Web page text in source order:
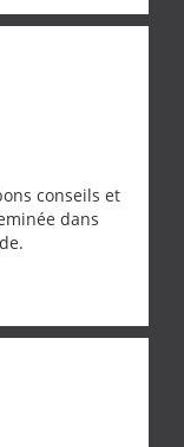
C'est
sur des
!
conseils et
dans